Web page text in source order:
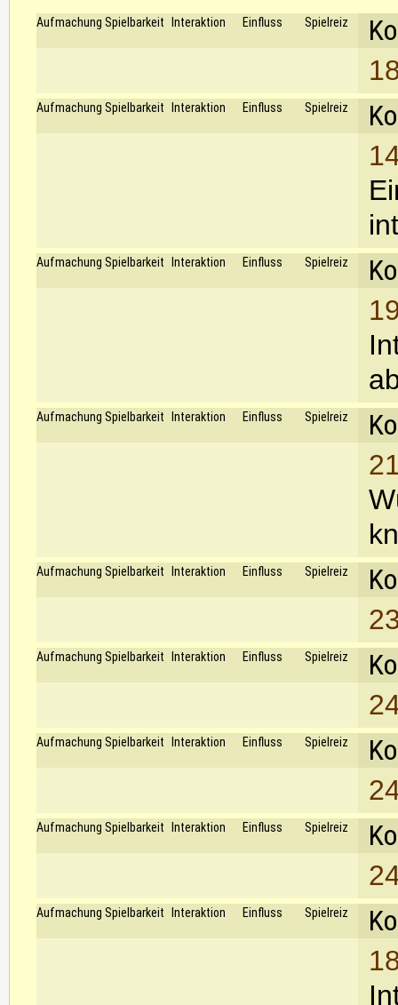
Aufmachung Spielbarkeit Interaktion Einfluss Spielreiz
Aufmachung Spielbarkeit Interaktion Einfluss Spielreiz
Aufmachung Spielbarkeit Interaktion Einfluss Spielreiz
Aufmachung Spielbarkeit Interaktion Einfluss Spielreiz
Aufmachung Spielbarkeit Interaktion Einfluss Spielreiz
Aufmachung Spielbarkeit Interaktion Einfluss Spielreiz
Aufmachung Spielbarkeit Interaktion Einfluss Spielreiz
Aufmachung Spielbarkeit Interaktion Einfluss Spielreiz
Aufmachung Spielbarkeit Interaktion Einfluss Spielreiz